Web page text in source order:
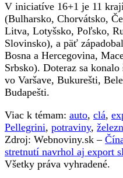
V iniciatíve 16+1 je 11
(Bulharsko, Chorvátsko,
Litva, Lotyšsko, Poľsko,
Slovinsko), a päť
Bosna a Hercegovina,
Srbsko). Doteraz sa
vo Varšave, Bukurešti,
Budapešti.
Viac k témam: auto, clá,
Pellegrini, potraviny,
Zdroj: Webnoviny.sk –
stretnutí navrhol aj export
Všetky práva vyhradené.